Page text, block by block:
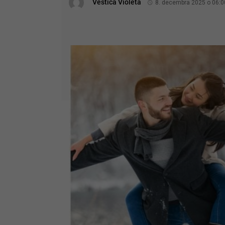
Veštica Violeta 8. decembra 2025 o